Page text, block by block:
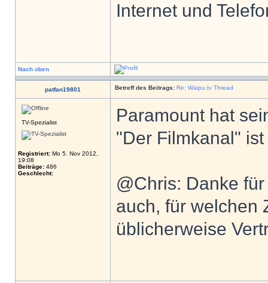
Internet und
Nach oben
patfan19801 Betreff des Beitrags: Re: Waipu.tv Thread
TV-Spezialist
Registriert: Mo 5. Nov 2012,
19:08
Beiträge: 486
Geschlecht:
Paramount hat
"Der Filmkanal"
@Chris: Danke
auch, für welchen
üblicherweise